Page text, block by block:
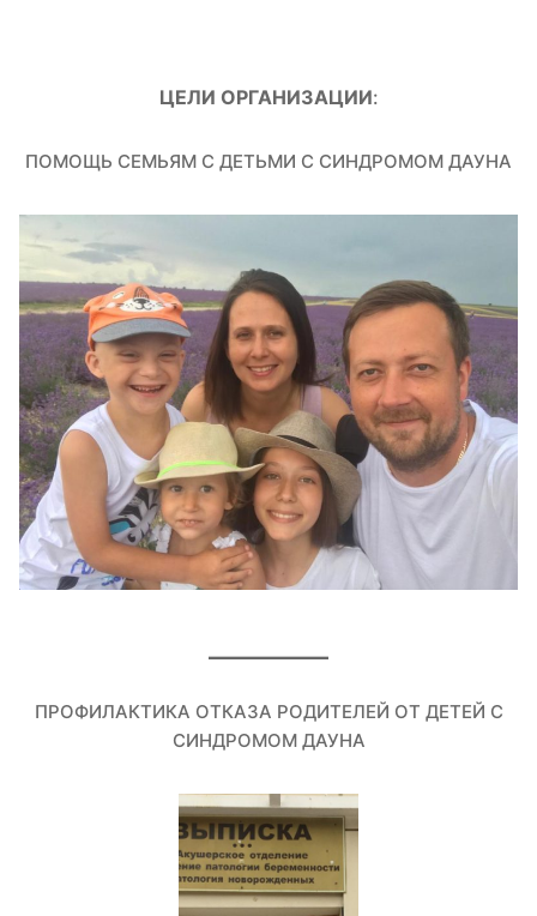
ЦЕЛИ ОРГАНИЗАЦИИ:
ПОМОЩЬ СЕМЬЯМ С ДЕТЬМИ С СИНДРОМОМ ДАУНА
ПРОФИЛАКТИКА ОТКАЗА РОДИТЕЛЕЙ ОТ ДЕТЕЙ С
СИНДРОМОМ ДАУНА